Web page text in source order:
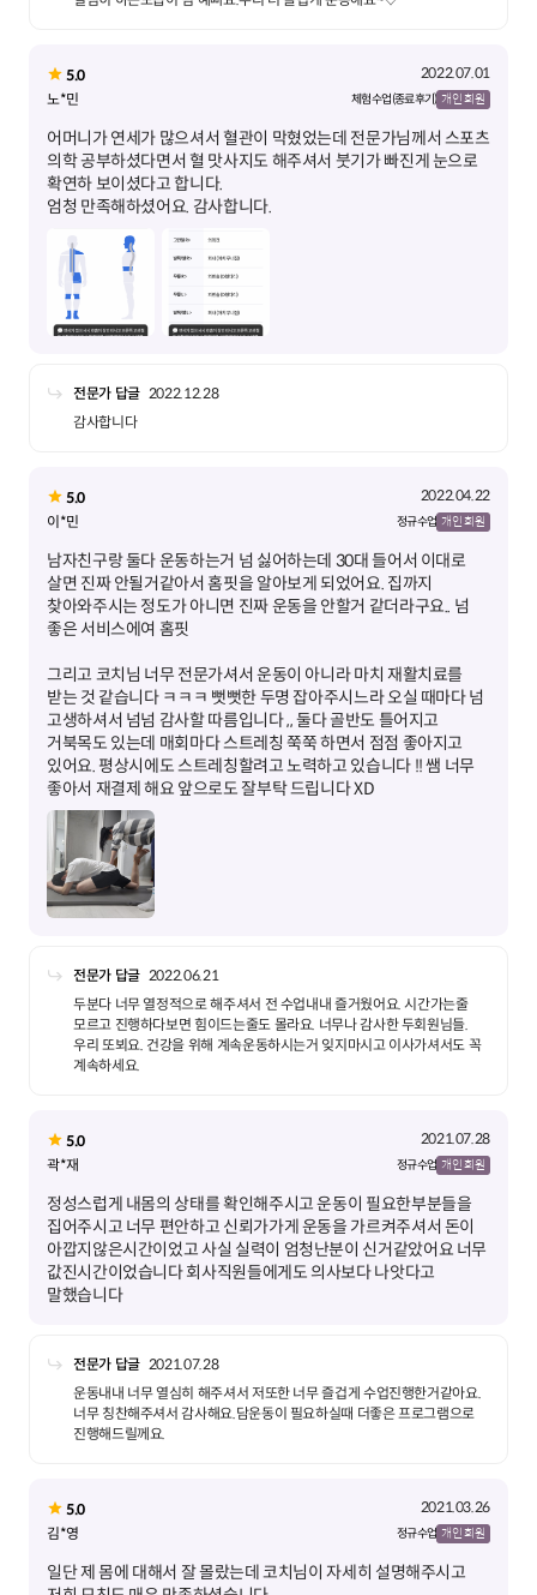
5.0
2022.07.01
노*민
체험 수업 (종료 후기) 개인 회원
어머니가 연세가 많으셔서 혈관이 막혔었는데 전문가님께서 스포츠
의학 공부하셨다면서 혈 맛사지도 해주셔서 붓기가 빠진게 눈으로
확연하 보이셨다고 합니다.
엄청 만족해하셨어요. 감사합니다.
전문가 답글 2022.12.28
감사합니다
5.0
2022.04.22
이*민
정규 수업 개인 회원
남자친구랑 둘다 운동하는거 넘 싫어하는데 30대 들어서 이대로
살면 진짜 안될거같아서 홈핏을 알아보게 되었어요. 집까지
찾아와주시는 정도가 아니면 진짜 운동을 안할거 같더라구요.. 넘
그리고 코치님 너무 전문가셔서 운동이 아니라 마치 재활치료를
받는 것 같습니다 ㅋㅋㅋ 뻣뻣한 두명 잡아주시느라 오실 때마다 넘
고생하셔서 넘넘 감사할 따름입니다 ,, 둘다 골반도 틀어지고
거북목도 있는데 매회마다 스트레칭 쭉쭉 하면서 점점 좋아지고
있어요. 평상시에도 스트레칭할려고 노력하고 있습니다 !! 쌤 너무
좋아서 재결제 해요 앞으로도 잘부탁 드립니다 XD
전문가 답글 2022.06.21
두분다 너무 열정적으로 해주셔서 전 수업내내 즐거웠어요. 시간가는줄
모르고 진행하다보면 힘이드는줄도 몰라요. 너무나 감사한 두회원님들.
우리 또뵈요. 건강을 위해 계속운동하시는거 잊지마시고 이사가셔서도 꼭
계속하세요.
5.0
2021.07.28
곽*재
정규 수업 개인 회원
정성스럽게 내몸의 상태를 확인해주시고 운동이 필요한부분들을
집어주시고 너무 편안하고 신뢰가가게 운동을 가르켜주셔서 돈이
아깝지않은시간이었고 사실 실력이 엄청난분이 신거같았어요 너무
값진시간이었습니다 회사직원들에게도 의사보다 나앗다고
말했습니다
전문가 답글 2021.07.28
운동내내 너무 열심히 해주셔서 저또한 너무 즐겁게 수업진행한거같아요.
너무 칭찬해주셔서 감사해요.담운동이 필요하실때 더좋은 프로그램으로
진행해드릴께요.
5.0
2021.03.26
김*영
정규 수업 개인 회원
일단 제 몸에 대해서 잘 몰랐는데 코치님이 자세히 설명해주시고